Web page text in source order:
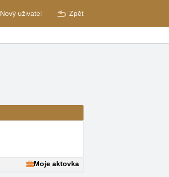
Nový uživatel Zpět
Moje aktovka